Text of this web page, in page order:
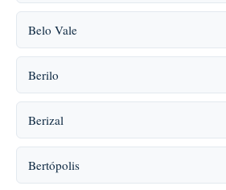
Belo Vale
Berilo
Berizal
Bertópolis